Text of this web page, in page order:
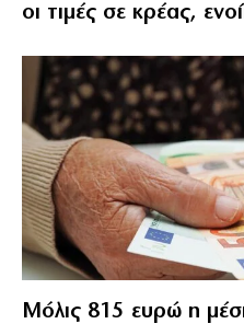
οι τιμές σε κρέας,
Μόλις 815 ευρώ η